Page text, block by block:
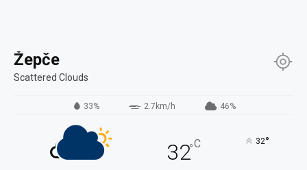
Žepče
Scattered Clouds
33% 2.7km/h 46%
32°C 32°